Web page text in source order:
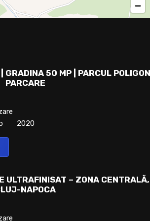
GRADINA 50 MP | PARCUL
PARCARE
2020
ULTRAFINISAT – ZONA CENTRALĂ,
NAPOCA